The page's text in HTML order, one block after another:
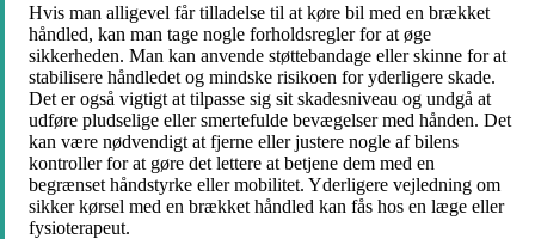
Hvis man alligevel får tilladelse til at køre bil med en brækket
håndled, kan man tage nogle forholdsregler for at øge
sikkerheden. Man kan anvende støttebandage eller skinne for at
stabilisere håndledet og mindske risikoen for yderligere skade.
Det er også vigtigt at tilpasse sig sit skadesniveau og undgå at
udføre pludselige eller smertefulde bevægelser med hånden. Det
kan være nødvendigt at fjerne eller justere nogle af bilens
kontroller for at gøre det lettere at betjene dem med en
begrænset håndstyrke eller mobilitet. Yderligere vejledning om
sikker kørsel med en brækket håndled kan fås hos en læge eller
fysioterapeut.